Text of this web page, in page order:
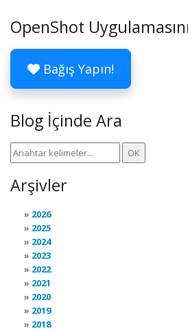
OpenShot
Bağış Yapın!
Blog İçinde Ara
Arşivler
2026
2025
2024
2023
2022
2021
2020
2019
2018